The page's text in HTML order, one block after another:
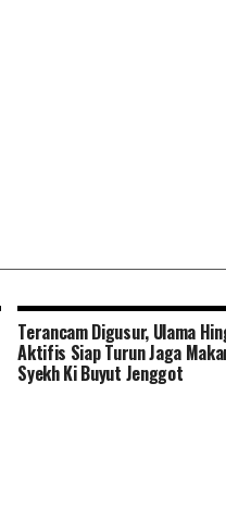
Terancam Digusur, Ulama
Aktifis Siap Turun Jaga
Syekh Ki Buyut Jenggot